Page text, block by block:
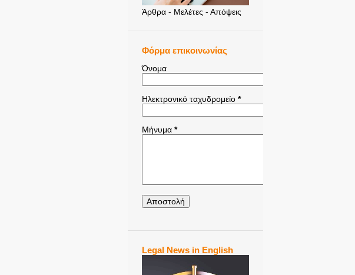
Άρθρα - Μελέτες - Απόψεις
Φόρμα επικοινωνίας
Όνομα
Ηλεκτρονικό ταχυδρομείο *
Μήνυμα *
Legal News in English